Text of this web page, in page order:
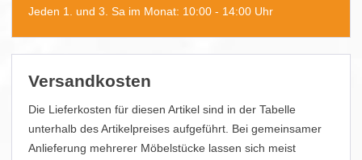
Jeden 1. und 3. Sa im Monat: 10:00 - 14:00 Uhr
Versandkosten
Die Lieferkosten für diesen Artikel sind in der Tabelle
unterhalb des Artikelpreises aufgeführt. Bei gemeinsamer
Anlieferung mehrerer Möbelstücke lassen sich meist